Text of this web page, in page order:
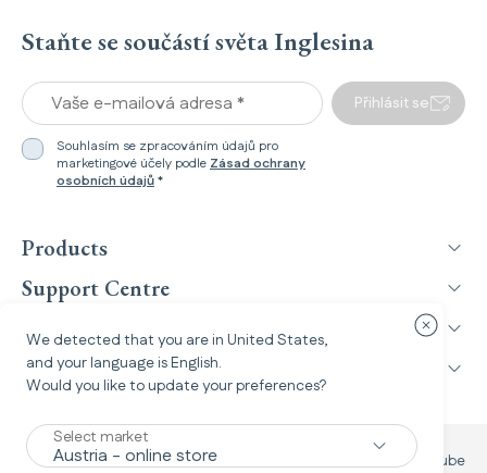
Staňte se součástí světa Inglesina
Vaše e-mailová adresa *
Souhlasím se zpracováním údajů pro
marketingové účely podle Zásad ochrany
osobních údajů*
Přihlásit se
Products
Support Centre
Inglesina World
Legal Information
Facebook Instagram YouTube
We detected that you are in United States,
and your language is English.
Would you like to update your preferences?
Zavřít
Select market